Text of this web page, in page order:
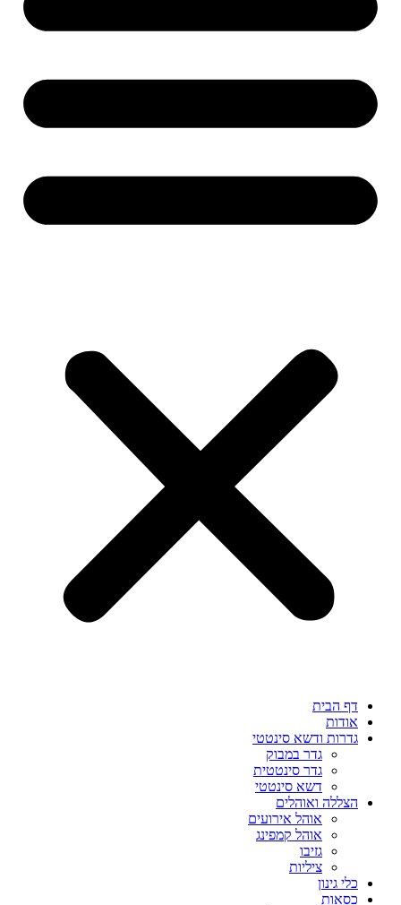
דף הבית
אודות
גדרות ודשא סינטטי
גדר במבוק
גדר סינטטית
דשא סינטטי
הצללה ואוהלים
אוהל אירועים
אוהל קמפינג
גזיבו
ציליות
כלי גינון
כסאות